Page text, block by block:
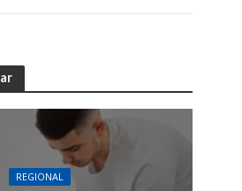
REGIONAL